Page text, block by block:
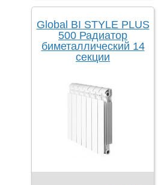
Global BI STYLE PLUS
500 Радиатор
биметаллический 14
секции